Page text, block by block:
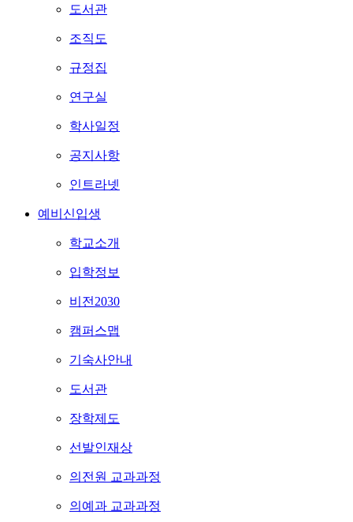
도서관
조직도
규정집
연구실
학사일정
공지사항
인트라넷
예비신입생
학교소개
입학정보
비전2030
캠퍼스맵
기숙사안내
도서관
장학제도
선발인재상
의전원 교과과정
의예과 교과과정